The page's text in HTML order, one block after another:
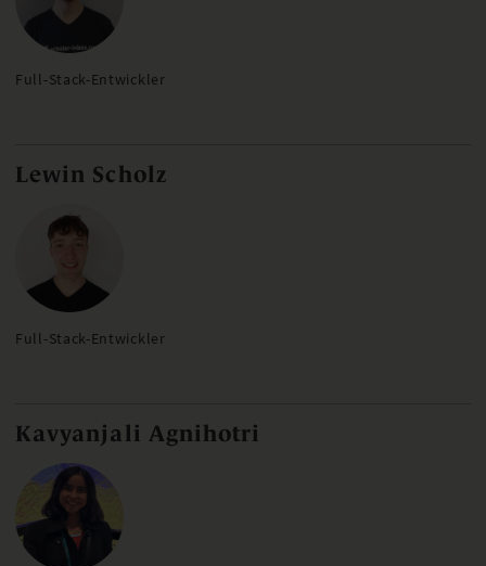
Full-Stack-Entwickler
Lewin Scholz
Full-Stack-Entwickler
Kavyanjali Agnihotri